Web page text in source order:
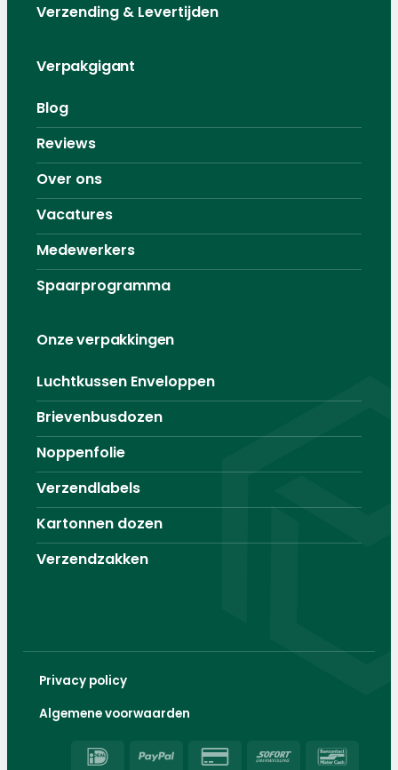
Verzending & Levertijden
Verpakgigant
Blog
Reviews
Over ons
Vacatures
Medewerkers
Spaarprogramma
Onze verpakkingen
Luchtkussen Enveloppen
Brievenbusdozen
Noppenfolie
Verzendlabels
Kartonnen dozen
Verzendzakken
Privacy policy
Algemene voorwaarden
IDeal PayPal
Credit
Sofort